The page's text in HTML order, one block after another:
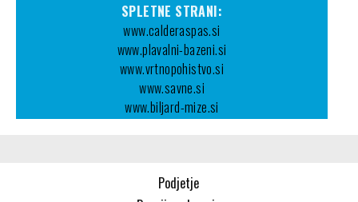
SPLETNE STRANI:
www.calderaspas.si
www.plavalni-bazeni.si
www.vrtnopohistvo.si
www.savne.si
www.biljard-mize.si
Podjetje